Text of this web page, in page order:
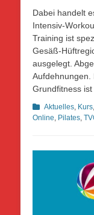
Dabei handelt
Intensiv-
Training ist
Gesäß-
ausgelegt.
Aufdehnungen.
Grundfitness
Kategorien
Aktuelles Kurs
Online Pilates